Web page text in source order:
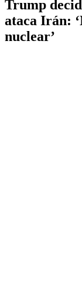
Trump
ataca Irán:
nuclear’